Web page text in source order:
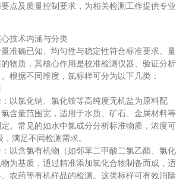
点及质量控制要求，为相关检测工作提供专业
技术内涵与分类
确已知、均匀性与稳定性符合标准要求、量
物质，其核心作用是校准检测仪器、验证分析
根据不同维度，氯标样可分为以下几类：
氯化钠、氯化铵等高纯度无机盐为原料配
含量范围宽，适用于水质、矿石、金属材料等
。常见的如水中氯成分分析标准物质，浓度可
满足不同检测需求。
含氯有机物（如邻苯二甲酸二氯乙酯、氯化
为基质，通过精准添加氯化合物制备而成，适
农药等有机样品的检测。这类标样可有效消除